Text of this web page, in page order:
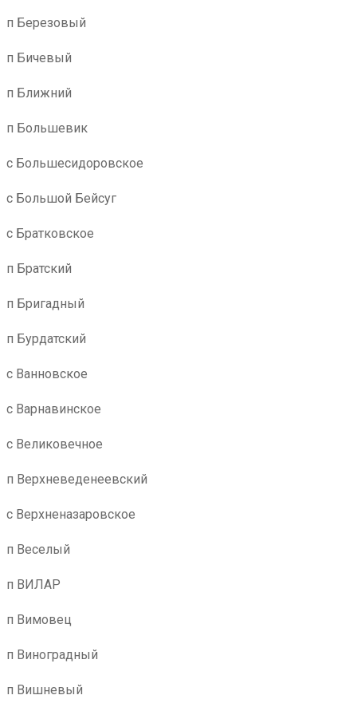
п Березовый
п Бичевый
п Ближний
п Большевик
с Большесидоровское
с Большой Бейсуг
с Братковское
п Братский
п Бригадный
п Бурдатский
с Ванновское
с Варнавинское
с Великовечное
п Верхневеденеевский
с Верхненазаровское
п Веселый
п ВИЛАР
п Вимовец
п Виноградный
п Вишневый